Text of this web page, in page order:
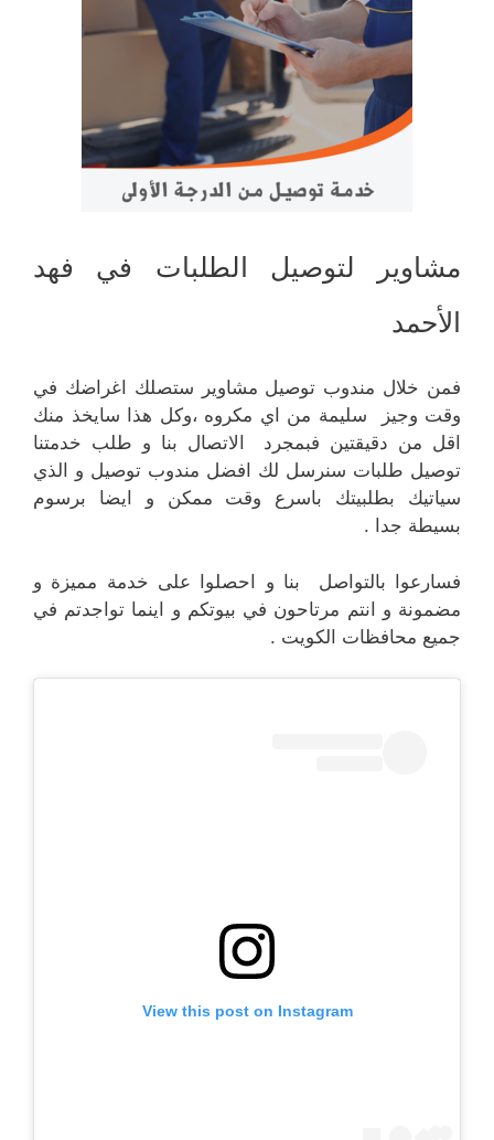
مشاوير لتوصيل الطلبات في فهد
الأحمد
فمن خلال مندوب توصيل مشاوير ستصلك اغراضك في
وقت وجيز سليمة من اي مكروه ،وكل هذا سايخذ منك
اقل من دقيقتين فبمجرد الاتصال بنا و طلب خدمتنا
توصيل طلبات سنرسل لك افضل مندوب توصيل و الذي
سياتيك بطلبيتك باسرع وقت ممكن و ايضا برسوم
بسيطة جدا .
فسارعوا بالتواصل بنا و احصلوا على خدمة مميزة و
مضمونة و انتم مرتاحون في بيوتكم و اينما تواجدتم في
جميع محافظات الكويت .
View this post on Instagram